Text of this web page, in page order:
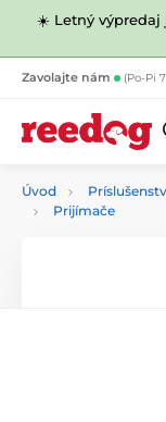
☀️ Letný výpredaj
Zavolajte nám (Po-Pi
Úvod
Prijímače